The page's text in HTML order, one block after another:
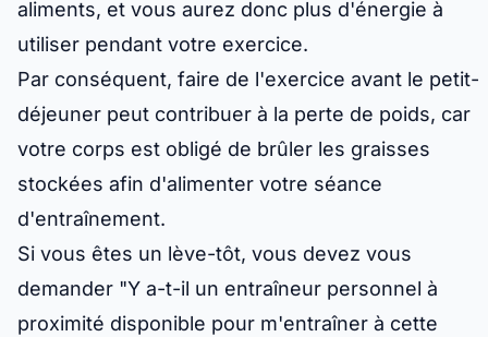
aliments, et vous aurez donc plus d'énergie à
utiliser pendant votre exercice.
Par conséquent, faire de l'exercice avant le petit-
déjeuner peut contribuer à la perte de poids, car
votre corps est obligé de brûler les graisses
stockées afin d'alimenter votre séance
d'entraînement.
Si vous êtes un lève-tôt, vous devez vous
demander "Y a-t-il un entraîneur personnel à
proximité disponible pour m'entraîner à cette